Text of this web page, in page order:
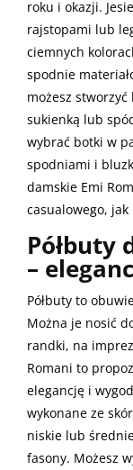
roku i okazji.
rajstopami lub
ciemnych
spodnie
możesz
sukienką lub
wybrać botki w
spodniami i
damskie Emi
casualowego,
Półbuty
–
Półbuty to
Można je nosić
randki, na
Romani to
elegancję i
wykonane ze
niskie lub
fasony. Możesz